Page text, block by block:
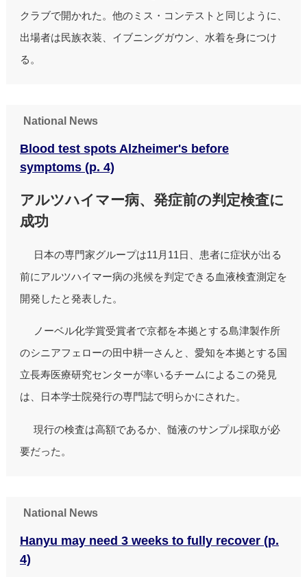
クラブで開かれた。他のミス・コンテストと同じように、
出場者は民族衣装、イブニングガウン、水着を身につけ
る。
National News
Blood test spots Alzheimer's before
symptoms (p. 4)
アルツハイマー病、発症前の判定検査に
成功
日本の専門家グループは11月11日、患者に症状が出る
前にアルツハイマー病の兆候を判定できる血液検査測定を
開発したと発表した。
ノーベル化学賞受賞者で京都を本拠とする島津製作所
のシニアフェローの田中耕一さんと、愛知を本拠とする国
立長寿医療研究センターが率いるチームによるこの発見
は、日本学士院発行の専門誌で明らかにされた。
現行の検査は高額であるか、髄液のサンプル採取が必
要だった。
National News
Hanyu may need 3 weeks to fully recover (p.
4)